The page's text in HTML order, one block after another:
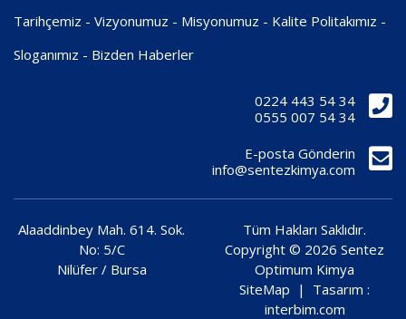
Tarihçemiz - Vizyonumuz - Misyonumuz - Kalite Politakımız -
Sloganımız - Bizden Haberler
0224 443 54 34
0555 007 54 34
E-posta Gönderin
info@sentezkimya.com
Alaaddinbey Mah. 614. Sok.
No: 5/C
Nilüfer / Bursa
Tüm Hakları Saklıdır.
Copyright © 2026 Sentez
Optimum Kimya
SiteMap | Tasarım :
interbim.com